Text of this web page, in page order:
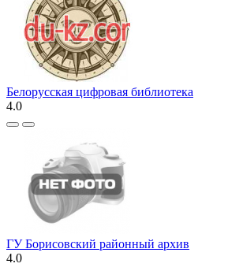
Белорусская цифровая библиотека
4.0
ГУ Борисовский районный архив
4.0